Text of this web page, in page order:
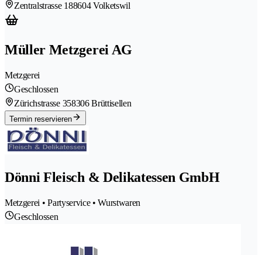
Zentralstrasse 188604 Volketswil
Müller Metzgerei AG
Metzgerei
Geschlossen
Zürichstrasse 358306 Brüttisellen
Termin reservieren
Dönni Fleisch & Delikatessen GmbH
Metzgerei • Partyservice • Wurstwaren
Geschlossen